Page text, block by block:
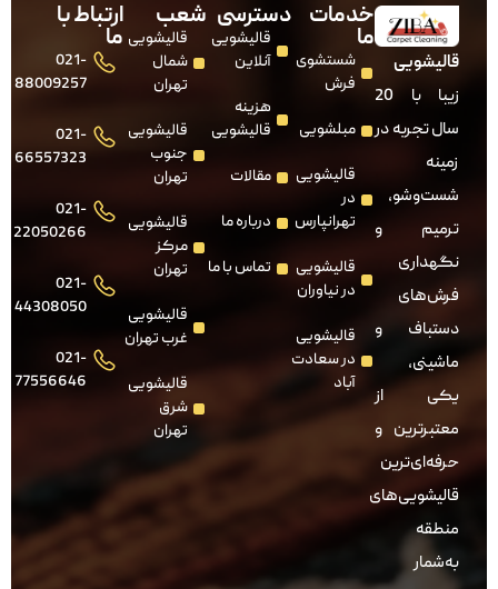
قالیشویی در کرج
قالیشویی
زیبا با 20
سال تجربه در
زمینه
شست‌وشو،
ترمیم و
نگهداری
فرش‌های
دستباف و
ماشینی،
یکی از
معتبرترین و
حرفه‌ای‌ترین
قالیشویی‌های
منطقه
به‌شمار
خدمات
ما
شستشوی
فرش
مبلشویی
قالیشویی
در
تهرانپارس
قالیشویی
در نیاوران
قالیشویی
در سعادت
آباد
دسترسی
قالیشویی
آنلاین
هزینه
قالیشویی
مقالات
درباره ما
تماس با ما
شعب
قالیشویی
شمال
تهران
قالیشویی
جنوب
تهران
قالیشویی
مرکز
تهران
قالیشویی
غرب تهران
قالیشویی
شرق
تهران
ارتباط با
ما
021-
88009257
021-
66557323
021-
22050266
021-
44308050
021-
77556646